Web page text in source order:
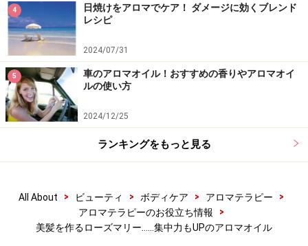
※記事内容は執筆時点のものです。最新の内容をご確認くださ
い。
※個人の体質、また、誤った方法による実践に起因して肌荒れや
不調を引き起こす場合があります。実践の際には、必ず自身の体
質及び健康状態を十分に考慮し、正しい方法で行ってください。
また、全ての方への有効性を保証するものではありません。
【編集部おすすめの購入サイト】
Amazonでアロマテラピーグッズをチェック！
4
日焼けをアロマでケア！ ダメージに効くブレンド
レシピ
2024/07/31
5
車のアロマオイル！おすすめの香りやアロマオイ
ルの使い方
2024/12/25
ランキングをもっと見る
All About > ビューティ > ボディケア > アロマテラピー
>
アロマテラピーのお役立ち情報
>
美髪を作るローズマリー……集中力もUPのアロマオイル